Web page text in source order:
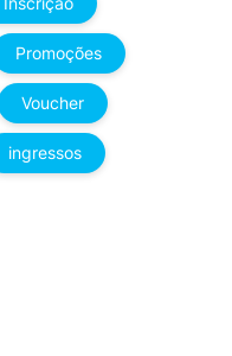
Promoções
Voucher
ingressos